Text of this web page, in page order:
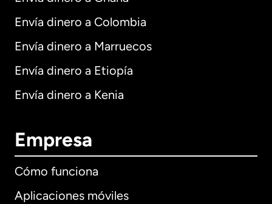
Envía dinero a Colombia
Envía dinero a Marruecos
Envía dinero a Etiopía
Envía dinero a Kenia
Empresa
Cómo funciona
Aplicaciones móviles